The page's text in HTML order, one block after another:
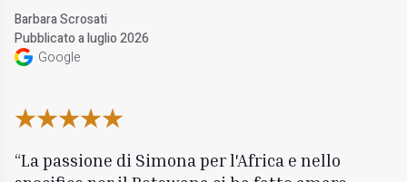
Barbara Scrosati
Pubblicato a luglio 2026
Google
La passione di Simona per l'Africa e nello